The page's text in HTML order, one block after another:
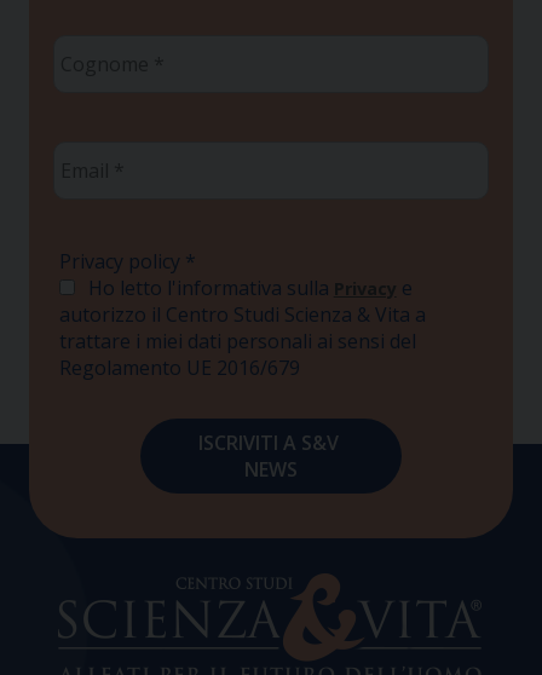
Privacy policy *
Ho letto l'informativa sulla Privacy e
autorizzo il Centro Studi Scienza & Vita a
trattare i miei dati personali ai sensi del
Regolamento UE 2016/679